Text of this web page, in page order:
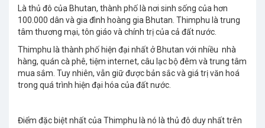
Là thủ đô của Bhutan, thành phố là nơi sinh sống của hơn
100.000 dân và gia đình hoàng gia Bhutan. Thimphu là trung
tâm thương mại, tôn giáo và chính trị của cả đất nước.
Thimphu là thành phố hiện đại nhất ở Bhutan với nhiều nhà
hàng, quán cà phê, tiệm internet, câu lạc bộ đêm và trung tâm
mua sắm. Tuy nhiên, vẫn giữ được bản sắc và giá trị văn hoá
trong quá trình hiện đại hóa của đất nước.
Điểm đặc biệt nhất của Thimphu là nó là thủ đô duy nhất trên